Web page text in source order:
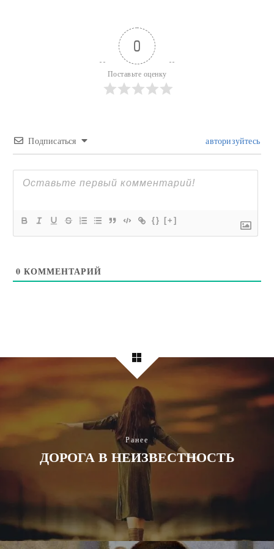
0
Поставьте оценку
Подписаться авторизуйтесь
{} [+]
0 КОММЕНТАРИЙ
Ранее
ДОРОГА В НЕИЗВЕСТНОСТЬ